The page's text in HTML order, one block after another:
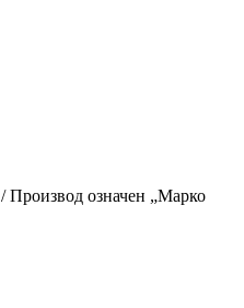
/ Производ oзначен „Марко